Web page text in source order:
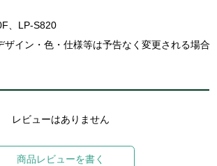
、LP-S820
イン・色・仕様等は予告なく変更される場合
レビューはありません
商品レビューを書く